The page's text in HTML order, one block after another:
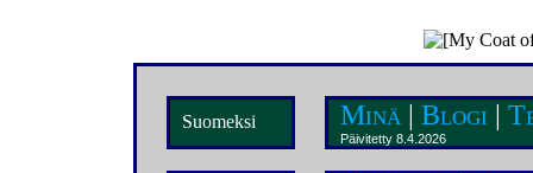
Suomeksi Minä | Blogi |
Päivitetty 8.4.2026